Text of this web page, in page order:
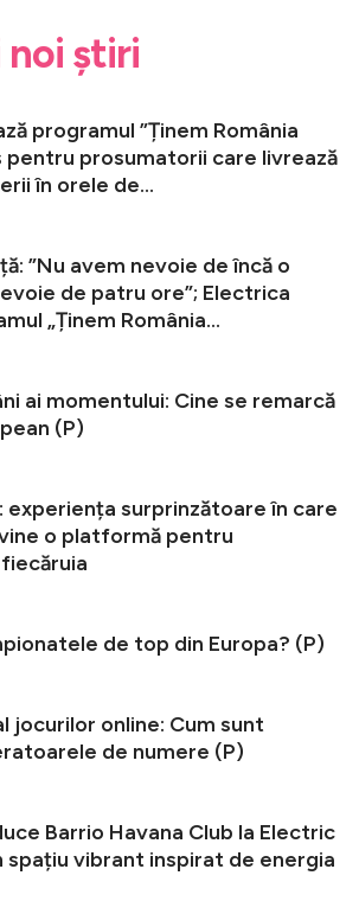
noi știri
programul ”Ținem România
pentru prosumatorii care livrează
în orele de...
”Nu avem nevoie de încă o
de patru ore”; Electrica
„Ținem România...
ai momentului: Cine se remarcă
(P)
experiența surprinzătoare în care
o platformă pentru
de top din Europa? (P)
jocurilor online: Cum sunt
de numere (P)
Barrio Havana Club la Electric
spațiu vibrant inspirat de energia